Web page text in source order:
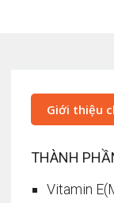
Giới thiệu
THÀNH
Vitamin